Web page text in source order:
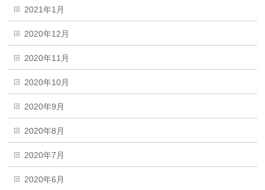
2021年1月
2020年12月
2020年11月
2020年10月
2020年9月
2020年8月
2020年7月
2020年6月